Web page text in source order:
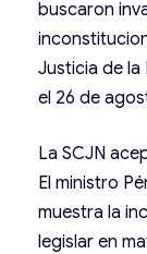
buscaron
Justicia de la
el 26 de
La SCJN
El ministro
muestra la
legislar en